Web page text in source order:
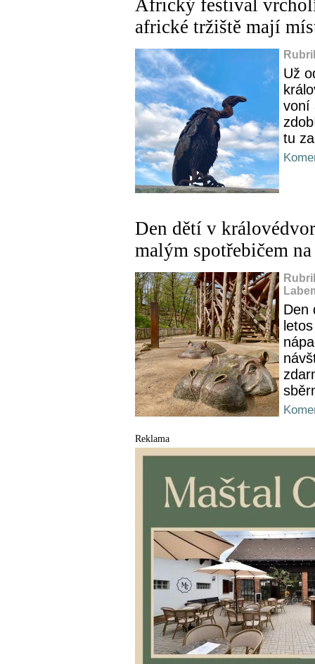
Africký festival
africké tržiště mají
Už
voní
tu
Den dětí v
malým spotřebičem
Den
Reklama